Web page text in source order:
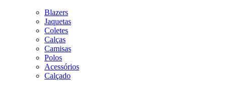
Blazers
Jaquetas
Coletes
Calças
Camisas
Polos
Acessórios
Calçado